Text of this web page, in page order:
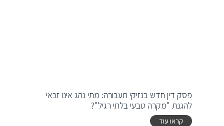
פסק דין חדש בנזיקי תעבורה: מתי נהג אינו זכאי
להגנת "מקרה טבעי בלתי רגיל"?
קראו עוד